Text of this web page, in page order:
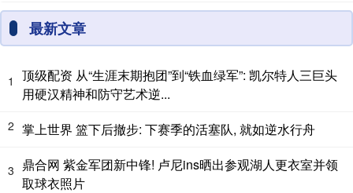
最新文章
1
顶级配资 从“生涯末期抱团”到“铁血绿军”: 凯尔特人三巨头
用硬汉精神和防守艺术逆...
2 掌上世界 篮下后撤步: 下赛季的活塞队, 就如逆水行舟
3 鼎合网 紫金军团新中锋! 卢尼ins晒出参观湖人更衣室并领
取球衣照片